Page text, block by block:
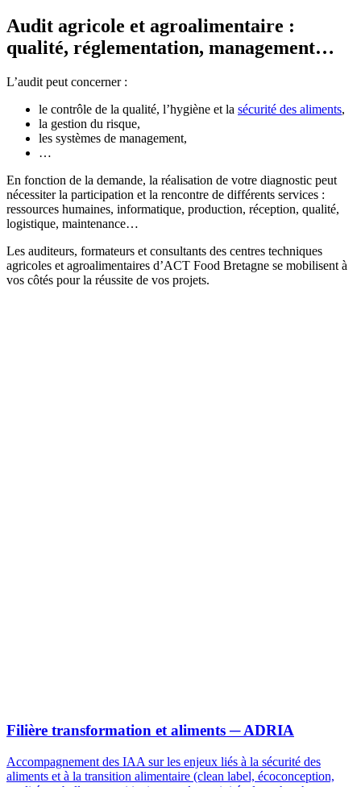
Audit agricole et agroalimentaire :
qualité, réglementation, management…
L’audit peut concerner :
le contrôle de la qualité, l’hygiène et la sécurité des aliments,
la gestion du risque,
les systèmes de management,
…
En fonction de la demande, la réalisation de votre diagnostic peut
nécessiter la participation et la rencontre de différents services :
ressources humaines, informatique, production, réception, qualité,
logistique, maintenance…
Les auditeurs, formateurs et consultants des centres techniques
agricoles et agroalimentaires d’ACT Food Bretagne se mobilisent à
vos côtés pour la réussite de vos projets.
Filière transformation et aliments─ ADRIA
Accompagnement des IAA sur les enjeux liés à la sécurité des
aliments et à la transition alimentaire (clean label, écoconception,